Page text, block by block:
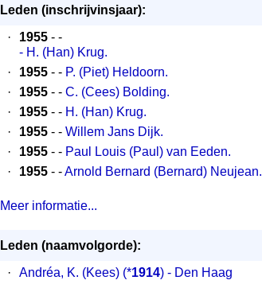
Leden (inschrijvinsjaar):
·
1955 - -
- H. (Han) Krug.
·
1955 - - P. (Piet) Heldoorn.
·
1955 - - C. (Cees) Bolding.
·
1955 - - H. (Han) Krug.
·
1955 - - Willem Jans Dijk.
·
1955 - - Paul Louis (Paul) van Eeden.
·
1955 - -Arnold Bernard (Bernard) Neujean.
Meer informatie...
Leden (naamvolgorde):
·
Andréa, K. (Kees) (*1914) - Den Haag